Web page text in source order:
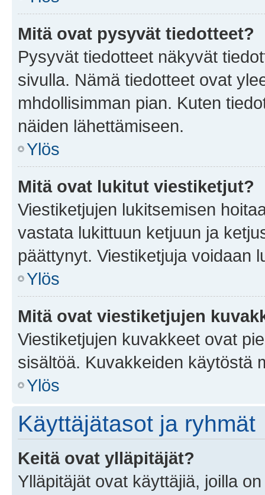
Mitä ovat pysyvät tiedotteet?
Pysyvät tiedotteet näkyvät
sivulla. Nämä tiedotteet ovat
mhdollisimman pian. Kuten
näiden lähettämiseen.
Ylös
Mitä ovat lukitut viestiketjut?
Viestiketjujen lukitsemisen
vastata lukittuun ketjuun ja
päättynyt. Viestiketjuja voidaan
Ylös
Mitä ovat viestiketjujen
Viestiketjujen kuvakkeet ovat
sisältöä. Kuvakkeiden käytöstä
Ylös
Käyttäjätasot ja ryhmät
Keitä ovat ylläpitäjät?
Ylläpitäjät ovat käyttäjiä, joilla